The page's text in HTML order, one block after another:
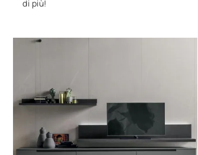
di più!